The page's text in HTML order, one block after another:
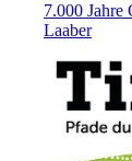
7.000 Jahre
Laaber